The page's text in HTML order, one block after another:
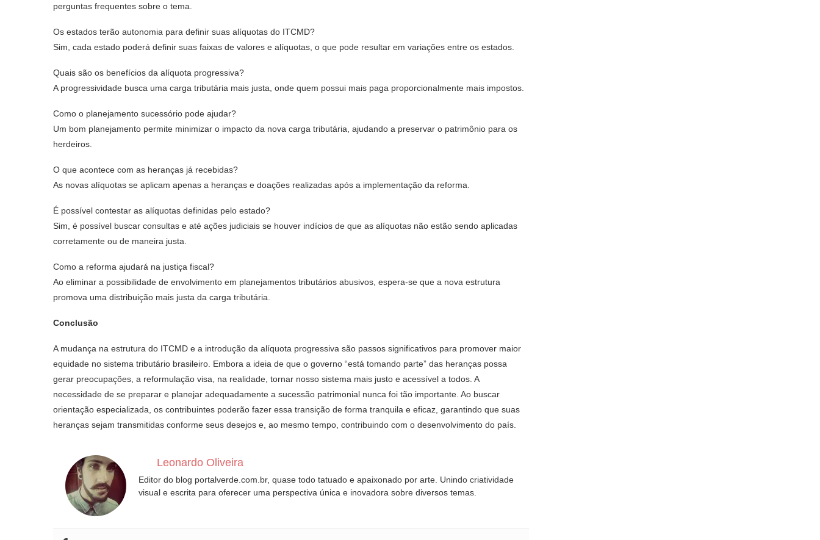
perguntas frequentes sobre o tema.
Os estados terão autonomia para definir suas alíquotas do ITCMD?
Sim, cada estado poderá definir suas faixas de valores e alíquotas, o que pode resultar em variações entre os estados.
Quais são os benefícios da alíquota progressiva?
A progressividade busca uma carga tributária mais justa, onde quem possui mais paga proporcionalmente mais impostos.
Como o planejamento sucessório pode ajudar?
Um bom planejamento permite minimizar o impacto da nova carga tributária, ajudando a preservar o patrimônio para os
herdeiros.
O que acontece com as heranças já recebidas?
As novas alíquotas se aplicam apenas a heranças e doações realizadas após a implementação da reforma.
É possível contestar as alíquotas definidas pelo estado?
Sim, é possível buscar consultas e até ações judiciais se houver indícios de que as alíquotas não estão sendo aplicadas
corretamente ou de maneira justa.
Como a reforma ajudará na justiça fiscal?
Ao eliminar a possibilidade de envolvimento em planejamentos tributários abusivos, espera-se que a nova estrutura
promova uma distribuição mais justa da carga tributária.
Conclusão
A mudança na estrutura do ITCMD e a introdução da alíquota progressiva são passos significativos para promover maior
equidade no sistema tributário brasileiro. Embora a ideia de que o governo “está tomando parte” das heranças possa
gerar preocupações, a reformulação visa, na realidade, tornar nosso sistema mais justo e acessível a todos. A
necessidade de se preparar e planejar adequadamente a sucessão patrimonial nunca foi tão importante. Ao buscar
orientação especializada, os contribuintes poderão fazer essa transição de forma tranquila e eficaz, garantindo que suas
heranças sejam transmitidas conforme seus desejos e, ao mesmo tempo, contribuindo com o desenvolvimento do país.
Leonardo Oliveira
Editor do blog portalverde.com.br, quase todo tatuado e apaixonado por arte. Unindo criatividade
visual e escrita para oferecer uma perspectiva única e inovadora sobre diversos temas.